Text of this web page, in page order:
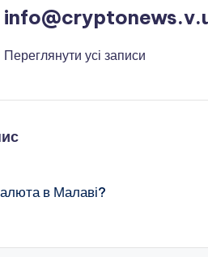
Переглянути усі записи
в Малаві?